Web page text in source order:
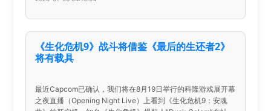
《生化危机9》战斗将借鉴《最后的生还者2》
将有载具
最近Capcom已确认，我们将在8月19日举行的科隆游戏展开幕
之夜直播（Opening Night Live）上看到《生化危机9：安魂